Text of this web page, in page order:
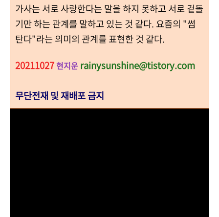
가사는 서로 사랑한다는 말을 하지 못하고 서로 겉돌
기만 하는 관계를 말하고 있는 것 같다. 요즘의 "썸
탄다"라는 의미의 관계를 표현한 것 같다.
20211027 현지운 rainysunshine@tistory.com
무단전재 및 재배포 금지